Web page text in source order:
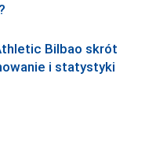
Bilbao skrót
i statystyki